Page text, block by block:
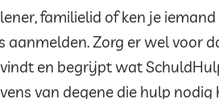
familielid of ken je
aanmelden. Zorg er wel voor
en begrijpt wat
van degene die hulp